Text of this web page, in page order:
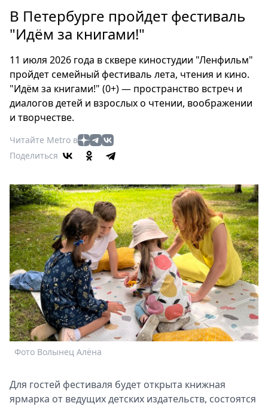
Россия
Мир
Еда
Туризм
Мода
Театр
Кино
Афиша
Выставки
Пресс-
релизы
О
Metro
Стримы
Спецпроекты
Звезды
Выборы
2026
Скачай
Metro
В Петербурге пройдет фестиваль
"Идём за книгами!"
11 июля 2026 года в сквере киностудии "Ленфильм"
пройдет семейный фестиваль лета, чтения и кино.
"Идём за книгами!" (0+) — пространство встреч и
диалогов детей и взрослых о чтении, воображении
и творчестве.
Читайте Metro в
Поделиться
Фото Волынец Алёна
Для гостей фестиваля будет открыта книжная
ярмарка от ведущих детских издательств, состоятся